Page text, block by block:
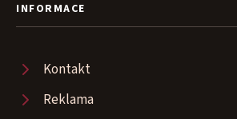
INFORMACE
Kontakt
Reklama